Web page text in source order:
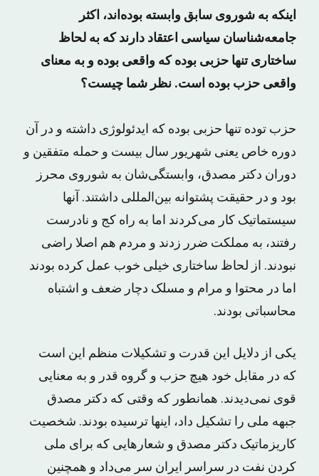
اینکه به شوروی سابق وابسته بوده‌اند، اکثر
جامعه‌شناسان سیاسی اعتقاد دارند که به لحاظ
ساختاری تنها حزبی بوده که واقعی بوده و به معنای
واقعی حزب بوده است. نظر شما چیست؟
حزب توده تنها حزبی بوده که ایدئولوژی داشته و در آن
دوره خاص یعنی شهریور سال بیست و حمله متفقین و
دوران دکتر مصدق، وابستگی‌شان به شوروی محرز
بود و در حقیقت پشتوانه بین‌المللی داشتند. آنها
سیستماتیک کار می‌کردند اما به راه کج و نادرست
رفتند، به مملکت ضرر زدند و مردم هم اصلا راضی
نبودند. از لحاظ ساختاری خیلی خوب عمل کرده بودند
اما در محتوا و مرام و مسلک دچار ضعف و اشتباه
محاسباتی بودند.
یکی از دلایل این قدرت و تشکیلات منظم این است
که در مقابل خود هیچ حزب و گروه قدر و به معنایی
قوی نمی‌دیدند. همانطور که وقتی که دکتر مصدق
جبهه ملی را تشکیل داد، اینها ترسیده بودند. شخصیت
کاریزماتیک دکتر مصدق و شعارهایی که برای ملی
کردن نفت در سراسر ایران سر می‌داد و همچنین